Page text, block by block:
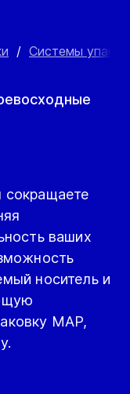
/ Системы
ваших
носитель и
MAP,